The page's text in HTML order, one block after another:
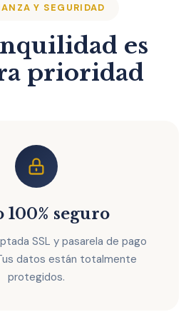
Y SEGURIDAD
es
prioridad
100% seguro
SSL y pasarela de pago
datos están totalmente
protegidos.